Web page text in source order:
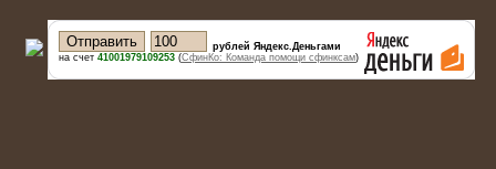
рублей Яндекс.Деньгами
на счет 41001979109253 (СфинКо: Команда помощи сфинксам)